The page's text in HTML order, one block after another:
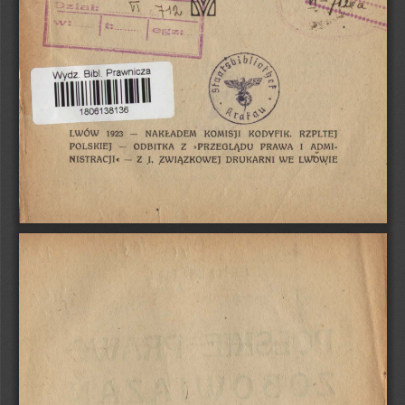
Wydz . Bibl. Prawnicza
\\ I \I\\\\\ \I\ \I\\\ li\\ I\\
1806138136
LWÓW 1923 NAKŁADEM KOMISJI KODYFIK.
RZPLTEJ
POLSKIEJ
ODBITl<A Z • PRZEGLĄDU PRAWA I
ADMI-
NISTRACJ!c - Z .I .. ZWIĄZKOWEJ DRUKARNI WE LWt>WIE